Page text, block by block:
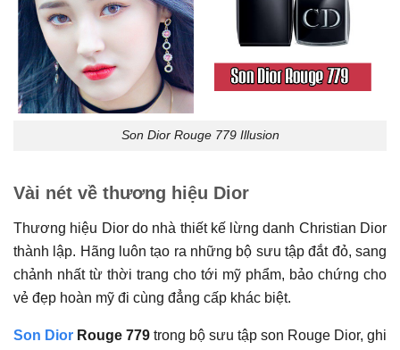
Son Dior Rouge 779 Illusion
Vài nét về thương hiệu Dior
Thương hiệu Dior do nhà thiết kế lừng danh Christian Dior
thành lập. Hãng luôn tạo ra những bộ sưu tập đắt đỏ, sang
chảnh nhất từ thời trang cho tới mỹ phẩm, bảo chứng cho
vẻ đẹp hoàn mỹ đi cùng đẳng cấp khác biệt.
Son Dior Rouge 779 trong bộ sưu tập son Rouge Dior, ghi